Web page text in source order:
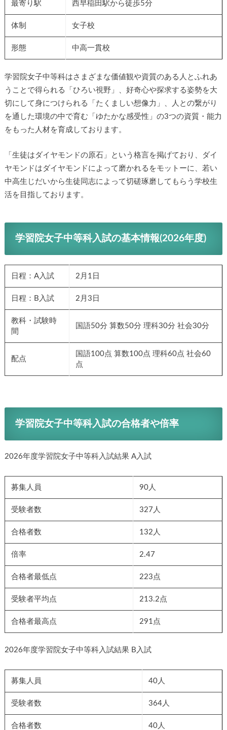
最寄り駅 西早稲田駅から徒歩5分
体制 女子校
形態 中高一貫校
学習院女子中等科はさまざまな価値観や資質のある人とふれあ
うことで得られる「ひろい視野」、好奇心や探求する姿勢を大
切にして身につけられる「たくましい想像力」、人との繋がり
を通した環境の中で育む「ゆたかな感受性」の3つの資質・能力
をもった人材を育成しております。
「生徒はダイヤモンドの原石」という格言を掲げており、ダイ
ヤモンドはダイヤモンドによって磨かれるをモットーに、若い
中高生じだいから生徒同志によって切磋琢磨してもらう学校生
活を目指しております。
学習院女子中等科入試の基本情報(2026年度)
日程：A入試 2月1日
日程：B入試 2月3日
教科・試験時
間
国語50分 算数50分 理科30分 社会30分
配点
国語100点 算数100点 理科60点 社会60
点
学習院女子中等科入試の合格者や倍率
2026年度学習院女子中等科入試結果 A入試
募集人員 90人
受験者数 327人
合格者数 132人
倍率 2.47
合格者最低点 223点
受験者平均点 213.2点
合格者最高点 291点
2026年度学習院女子中等科入試結果 B入試
募集人員 40人
受験者数 364人
合格者数 40人